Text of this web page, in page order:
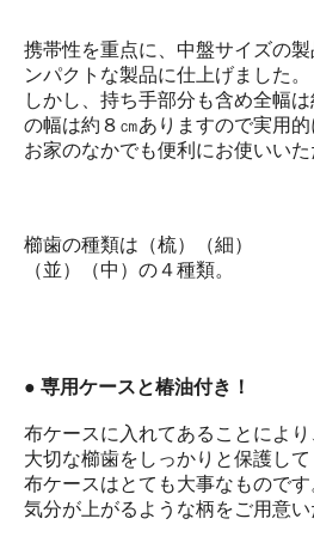
携帯性を重点に、中盤サイズの
ンパクトな製品に仕上げました。
しかし、持ち手部分も含め全幅
の幅は約８㎝ありますので実用
お家のなかでも便利にお使いいた
櫛歯の種類は（梳）（細）
（並）（中）の４種類。
● 専用ケースと椿油付き！
布ケースに入れてあることによ
大切な櫛歯をしっかりと保護し
布ケースはとても大事なもので
気分が上がるような柄をご用意い